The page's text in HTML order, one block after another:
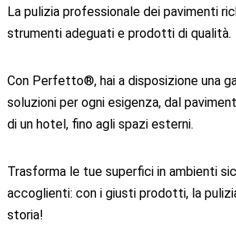
La pulizia professionale dei pavimenti
strumenti adeguati e prodotti di qualità.
Con Perfetto®, hai a disposizione una
soluzioni per ogni esigenza, dal
di un hotel, fino agli spazi esterni.
Trasforma le tue superfici in ambienti
accoglienti: con i giusti prodotti, la
storia!